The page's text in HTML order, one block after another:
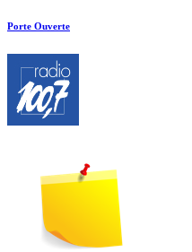
Porte Ouverte